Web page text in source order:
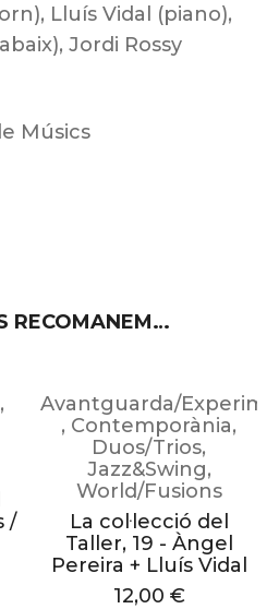
Lluís Vidal (piano),
Jordi Rossy
Músics
RECOMANEM…
,
/
Avantguarda/
, Contemporània,
Duos/Trios,
Jazz&Swing,
World/Fusions
La col·lecció del
Taller, 19 - Àngel
Pereira + Lluís Vidal
12,00 €